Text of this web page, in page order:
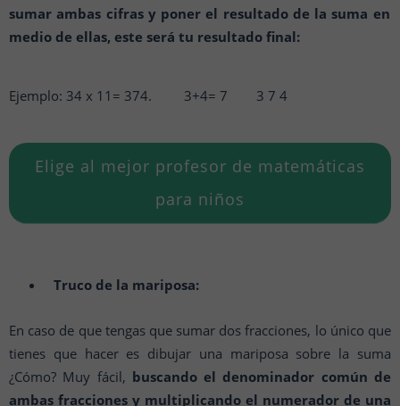
sumar ambas cifras y poner el resultado de la suma en
medio de ellas, este será tu resultado final:
Ejemplo: 34 x 11= 374. 3+4= 7 3 7 4
Elige al mejor profesor de matemáticas
para niños
Truco de la mariposa:
En caso de que tengas que sumar dos fracciones, lo único que
tienes que hacer es dibujar una mariposa sobre la suma
¿Cómo? Muy fácil, buscando el denominador común de
ambas fracciones y multiplicando el numerador de una